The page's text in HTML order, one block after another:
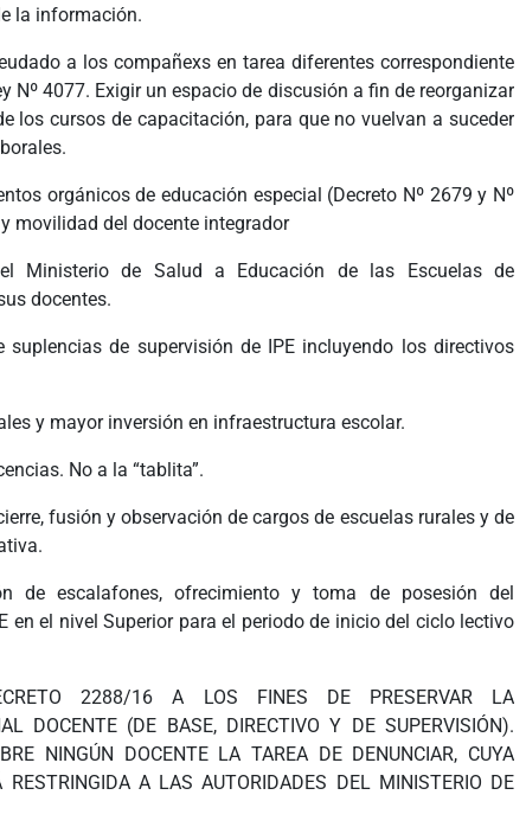
la información.
a los compañexs en tarea diferentes correspondiente
Nº 4077. Exigir un espacio de discusión a fin de reorganizar
los cursos de capacitación, para que no vuelvan a suceder
orgánicos de educación especial (Decreto Nº 2679 y Nº
movilidad del docente integrador
Ministerio de Salud a Educación de las Escuelas de
docentes.
suplencias de supervisión de IPE incluyendo los directivos
y mayor inversión en infraestructura escolar.
No a la “tablita”.
fusión y observación de cargos de escuelas rurales y de
de escalafones, ofrecimiento y toma de posesión del
en el nivel Superior para el periodo de inicio del ciclo lectivo
2288/16 A LOS FINES DE PRESERVAR LA
DOCENTE (DE BASE, DIRECTIVO Y DE SUPERVISIÓN).
NINGÚN DOCENTE LA TAREA DE DENUNCIAR, CUYA
RESTRINGIDA A LAS AUTORIDADES DEL MINISTERIO DE